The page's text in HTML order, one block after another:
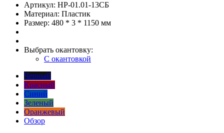
Артикул: НР-01.01-13СБ
Материал: Пластик
Размер: 480 * 3 * 1150 мм
Выбрать окантовку:
С окантовкой
Черный
Красный
Синий
Зеленый
Оранжевый
Обзор